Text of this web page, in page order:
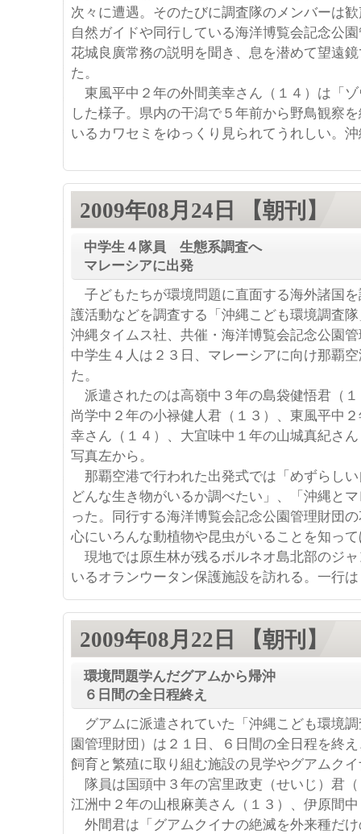
次々に遭遇。そのたびに調査隊のメンバーは
自然ガイドや同行している海洋博覧会記念公
花城良廣常務の説明を聞き、息を潜めて望遠
た。
東風平中２年の外間美幸さん（１４）は「
した様子。県内の干潟で５年前から野鳥観察
いるカワセミをゆっくり見られてうれしい。
2009年08月24日 【朝刊】
中学生４隊員 生態系調査へ
マレーシアに出発
子どもたちが環境問題に直面する海外諸国を
護活動などを調査する「沖縄こども環境調査
沖縄タイムス社、共催・海洋博覧会記念公園
中学生４人は２３日、マレーシアに向け那覇
た。
派遣されたのは高嶺中３年の島袋健悟君（１
尚学中２年の小禄健人君（１３）、東風平中
幸さん（１４）、大宜味中１年の山城真紀さ
写真左から。
那覇空港で行われた出発式では「めずらしい
どんな生き物がいるか調べたい」、「沖縄と
った。同行する海洋博覧会記念公園管理財団
心にいろんな動植物や昆虫がいることを知っ
現地では原生林が残るボルネオ島北部のジ
いるオランウータン保護施設を訪れる。一行
2009年08月22日 【朝刊】
環境問題学んだグアムから帰沖
６日間の全日程終え
グアムに派遣されていた「沖縄こども環境
園管理財団）は２１日、６日間の全日程を終
飼育と繁殖に取り組む施設の見学やグアムク
隊員は国頭中３年の宮里政吏（せいじ）君
江洲中２年の山根麻美さん（１３）、伊原間
外間君は「グアムクイナの絶滅を外来種だ